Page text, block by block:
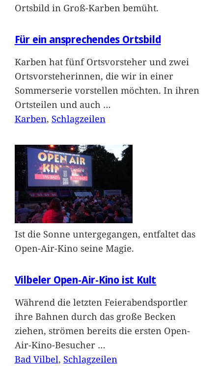
Ortsbild in Groß-Karben bemüht.
Für ein ansprechendes Ortsbild
Karben hat fünf Ortsvorsteher und zwei
Ortsvorsteherinnen, die wir in einer
Sommerserie vorstellen möchten. In ihren
Ortsteilen und auch …
Karben, Schlagzeilen
Ist die Sonne untergegangen, entfaltet das
Open-Air-Kino seine Magie.
Vilbeler Open-Air-Kino ist Kult
Während die letzten Feierabendsportler
ihre Bahnen durch das große Becken
ziehen, strömen bereits die ersten Open-
Air-Kino-Besucher …
Bad Vilbel, Schlagzeilen